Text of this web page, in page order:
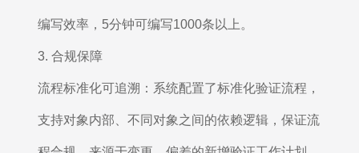
编写效率，5分钟可编写1000条以上。
3. 合规保障
流程标准化可追溯：系统配置了标准化验证流程，
支持对象内部、不同对象之间的依赖逻辑，保证流